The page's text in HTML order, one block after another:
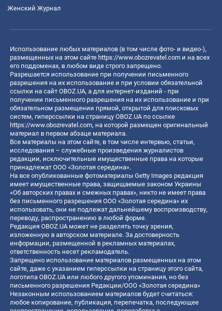
Женский Журнал
Использование любых материалов (в том числе фото- и видео-),
размещенных на этом сайте https://www.obozrevatel.com и на всех
его поддоменах, в любом виде строго запрещено.
Разрешается использование при получении письменного
разрешения на их использование и при условии обязательной
ссылки на сайт OBOZ.UA, а для интернет-изданий - при
получении письменного разрешения на их использование и при
обязательном размещении прямой, открытой для поисковых
систем, гиперссылки на страницу OBOZ.UA по ссылке
https://www.obozrevatel.com, на которой размещен оригинальный
материал в первом абзаце материала.
Все материалы на этом сайте, в том числе интервью, статьи,
исследования – служебные произведения журналистов
редакции, исключительные имущественные права на которые
принадлежат ООО «Золотая середина».
На все опубликованные фотоматериалы Getty Images редакция
имеет имущественные права, защищаемые законом Украины
«Об авторских правах и смежных правах», никто не имеет права
без письменного разрешения ООО «Золотая середина» их
использовать, они не подлежат дальнейшему воспроизводству,
переводу, распространению в любой форме.
Редакция OBOZ.UA может не разделять точку зрения,
изложенную в авторском материале. За достоверность
информации, размещенной в рекламных материалах,
ответственность несет рекламодатель.
Запрещено использование материалов размещенных на этом
сайте, даже с указанием гиперссылки на страницу этого сайта,
логотипа OBOZ.UA или любого другого упоминания, но без
письменного разрешения Редакции/ООО «Золотая середина»
Незаконным использованием материалов будет считаться:
любое копирование, публикация, перепечатка, последующее